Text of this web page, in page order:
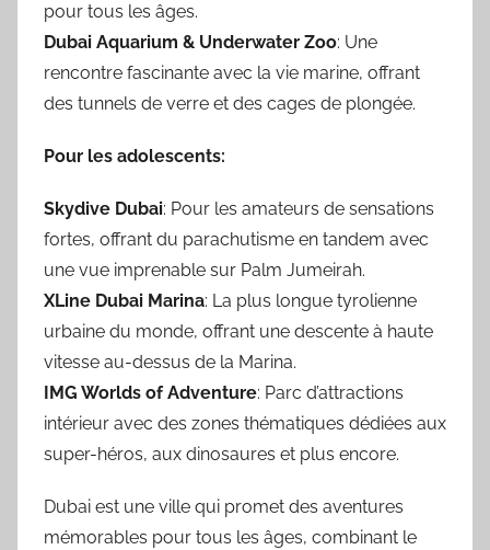
pour tous les âges.
Dubai Aquarium & Underwater Zoo: Une
rencontre fascinante avec la vie marine, offrant
des tunnels de verre et des cages de plongée.
Pour les adolescents:
Skydive Dubai: Pour les amateurs de sensations
fortes, offrant du parachutisme en tandem avec
une vue imprenable sur Palm Jumeirah.
XLine Dubai Marina: La plus longue tyrolienne
urbaine du monde, offrant une descente à haute
vitesse au-dessus de la Marina.
IMG Worlds of Adventure: Parc d’attractions
intérieur avec des zones thématiques dédiées aux
super-héros, aux dinosaures et plus encore.
Dubai est une ville qui promet des aventures
mémorables pour tous les âges, combinant le